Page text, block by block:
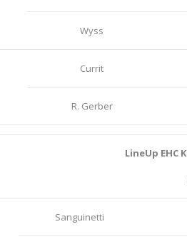
Wyss
Currit
R. Gerber
LineUp EHC
Sanguinetti